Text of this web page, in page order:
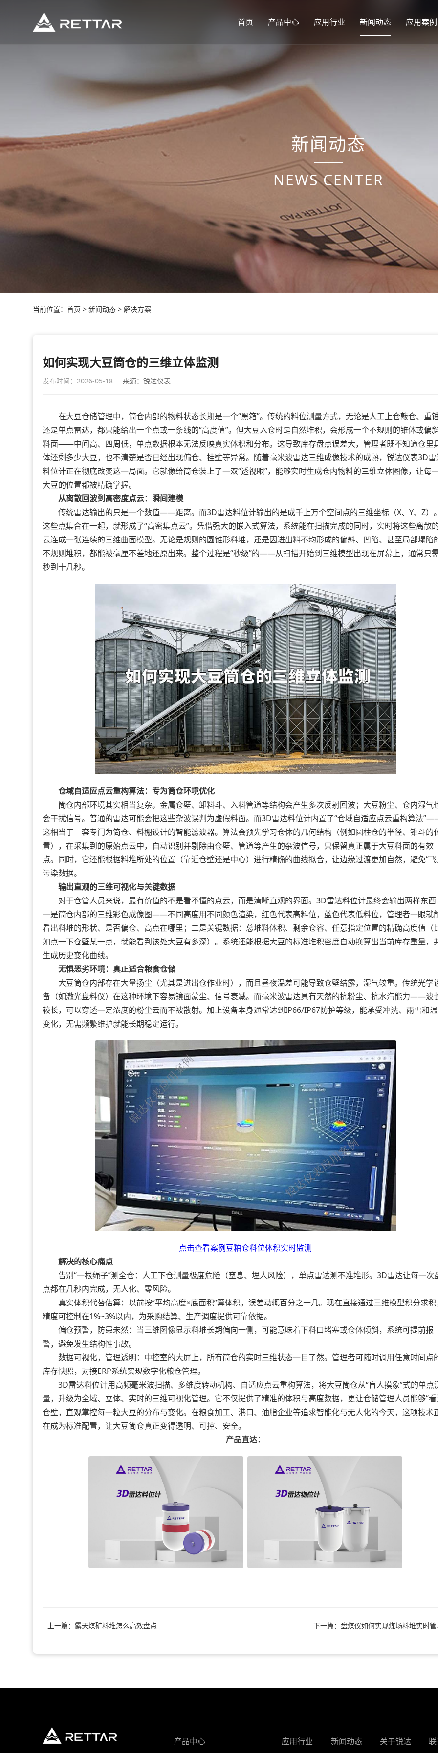
首页 产品中心 应用行业 新闻动态 应用案例
新闻动态
NEWS CENTER
当前位置：首页 > 新闻动态 > 解决方案
如何实现大豆筒仓的三维立体监测
发布时间：2026-05-18 来源：锐达仪表
在大豆仓储管理中，筒仓内部的物料状态长期是一个“黑箱”。传统的料位测量方式，无论是人工上仓敲仓、重
还是单点雷达，都只能给出一个点或一条线的“高度值”。但大豆入仓时是自然堆积，会形成一个不规则的锥体或偏
料面——中间高、四周低，单点数据根本无法反映真实体积和分布。这导致库存盘点误差大，管理者既不知道仓里
体还剩多少大豆，也不清楚是否已经出现偏仓、挂壁等异常。随着毫米波雷达三维成像技术的成熟，锐达仪表3D雷
料位计正在彻底改变这一局面。它就像给筒仓装上了一双“透视眼”，能够实时生成仓内物料的三维立体图像，让每
大豆的位置都被精确掌握。
从离散回波到高密度点云：瞬间建模
传统雷达输出的只是一个数值——距离。而3D雷达料位计输出的是成千上万个空间点的三维坐标（X、Y、Z）
这些点集合在一起，就形成了“高密集点云”。凭借强大的嵌入式算法，系统能在扫描完成的同时，实时将这些离散
云连成一张连续的三维曲面模型。无论是规则的圆锥形料堆，还是因进出料不均形成的偏斜、凹陷、甚至局部塌陷
不规则堆积，都能被毫厘不差地还原出来。整个过程是“秒级”的——从扫描开始到三维模型出现在屏幕上，通常只
秒到十几秒。
仓域自适应点云重构算法：专为筒仓环境优化
筒仓内部环境其实相当复杂。金属仓壁、卸料斗、入料管道等结构会产生多次反射回波；大豆粉尘、仓内湿气
会干扰信号。普通的雷达可能会把这些杂波误判为虚假料面。而3D雷达料位计内置了“仓域自适应点云重构算法
这相当于一套专门为筒仓、料棚设计的智能滤波器。算法会预先学习仓体的几何结构（例如圆柱仓的半径、锥斗的
置），在采集到的原始点云中，自动识别并剔除由仓壁、管道等产生的杂波信号，只保留真正属于大豆料面的有效
点。同时，它还能根据料堆所处的位置（靠近仓壁还是中心）进行精确的曲线拟合，让边缘过渡更加自然，避免“飞
污染数据。
输出直观的三维可视化与关键数据
对于仓管人员来说，最有价值的不是看不懂的点云，而是清晰直观的界面。3D雷达料位计最终会输出两样东西
一是筒仓内部的三维彩色成像图——不同高度用不同颜色渲染，红色代表高料位，蓝色代表低料位，管理者一眼就
看出料堆的形状、是否偏仓、高点在哪里；二是关键数据：总堆料体积、剩余仓容、任意指定位置的精确高度值（
如点一下仓壁某一点，就能看到该处大豆有多深）。系统还能根据大豆的标准堆积密度自动换算出当前库存重量，
生成历史变化曲线。
无惧恶劣环境：真正适合粮食仓储
大豆筒仓内部存在大量扬尘（尤其是进出仓作业时），而且昼夜温差可能导致仓壁结露，湿气较重。传统光学
备（如激光盘料仪）在这种环境下容易镜面蒙尘、信号衰减。而毫米波雷达具有天然的抗粉尘、抗水汽能力——波
较长，可以穿透一定浓度的粉尘云而不被散射。加上设备本身通常达到IP66/IP67防护等级，能承受冲洗、雨雪和
变化，无需频繁维护就能长期稳定运行。
点击查看案例豆粕仓料位体积实时监测
解决的核心痛点
告别“一根绳子”测全仓：人工下仓测量极度危险（窒息、埋人风险），单点雷达测不准堆形。3D雷达让每一次
点都在几秒内完成，无人化、零风险。
真实体积代替估算：以前按“平均高度×底面积”算体积，误差动辄百分之十几。现在直接通过三维模型积分求积
精度可控制在1%~3%以内，为采购结算、生产调度提供可靠依据。
偏仓预警，防患未然：当三维图像显示料堆长期偏向一侧，可能意味着下料口堵塞或仓体倾斜，系统可提前报
警，避免发生结构性事故。
数据可视化，管理透明：中控室的大屏上，所有筒仓的实时三维状态一目了然。管理者可随时调用任意时间点
库存快照，对接ERP系统实现数字化粮仓管理。
3D雷达料位计用高频毫米波扫描、多维度转动机构、自适应点云重构算法，将大豆筒仓从“盲人摸象”式的单点
量，升级为全域、立体、实时的三维可视化管理。它不仅提供了精准的体积与高度数据，更让仓储管理人员能够“看
仓壁，直观掌控每一粒大豆的分布与变化。在粮食加工、港口、油脂企业等追求智能化与无人化的今天，这项技术
在成为标准配置，让大豆筒仓真正变得透明、可控、安全。
产品直达：
上一篇：露天煤矿料堆怎么高效盘点 下一篇：盘煤仪如何实现煤场料堆实时管
产品中心 应用行业 新闻动态 关于锐达